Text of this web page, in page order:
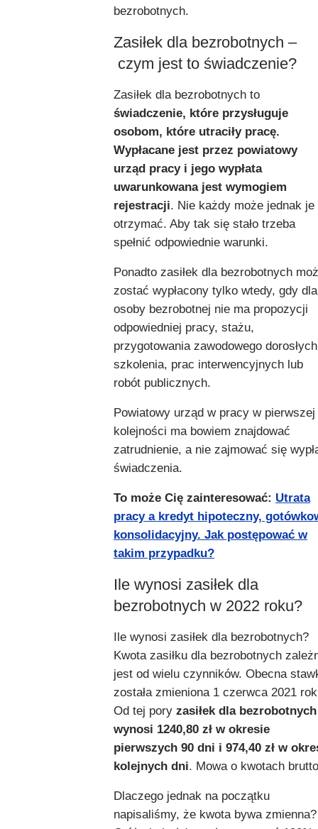
bezrobotnych.
Zasiłek dla bezrobotnych –
czym jest to świadczenie?
Zasiłek dla bezrobotnych to
świadczenie, które przysługuje
osobom, które utraciły pracę.
Wypłacane jest przez powiatowy
urząd pracy i jego wypłata
uwarunkowana jest wymogiem
rejestracji. Nie każdy może jednak je
otrzymać. Aby tak się stało trzeba
spełnić odpowiednie warunki.
Ponadto zasiłek dla bezrobotnych
zostać wypłacony tylko wtedy, gdy dla
osoby bezrobotnej nie ma propozycji
odpowiedniej pracy, stażu,
przygotowania zawodowego
szkolenia, prac interwencyjnych lub
robót publicznych.
Powiatowy urząd w pracy w pierwszej
kolejności ma bowiem znajdować
zatrudnienie, a nie zajmować się
świadczenia.
To może Cię zainteresować: Utrata
pracy a kredyt hipoteczny,
konsolidacyjny. Jak postępować w
takim przypadku?
Ile wynosi zasiłek dla
bezrobotnych w 2022 roku?
Ile wynosi zasiłek dla bezrobotnych?
Kwota zasiłku dla bezrobotnych
jest od wielu czynników. Obecna
została zmieniona 1 czerwca 2021
Od tej pory zasiłek dla bezrobotnych
wynosi 1240,80 zł w okresie
pierwszych 90 dni i 974,40 zł w
kolejnych dni. Mowa o kwotach
Dlaczego jednak na początku
napisaliśmy, że kwota bywa zmienna?